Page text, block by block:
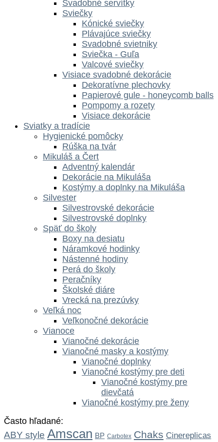
Svadobné servítky
Sviečky
Kónické sviečky
Plávajúce sviečky
Svadobné svietniky
Sviečka - Guľa
Valcové sviečky
Visiace svadobné dekorácie
Dekoratívne plechovky
Papierové gule - honeycomb balls
Pompomy a rozety
Visiace dekorácie
Sviatky a tradície
Hygienické pomôcky
Rúška na tvár
Mikuláš a Čert
Adventný kalendár
Dekorácie na Mikuláša
Kostýmy a doplnky na Mikuláša
Silvester
Silvestrovské dekorácie
Silvestrovské doplnky
Späť do školy
Boxy na desiatu
Náramkové hodinky
Nástenné hodiny
Perá do školy
Peračníky
Školské diáre
Vrecká na prezúvky
Veľká noc
Veľkonočné dekorácie
Vianoce
Vianočné dekorácie
Vianočné masky a kostýmy
Vianočné doplnky
Vianočné kostýmy pre deti
Vianočné kostýmy pre
dievčatá
Vianočné kostýmy pre ženy
Často hľadané:
ABY style Amscan BP Carbotex Chaks Cinereplicas